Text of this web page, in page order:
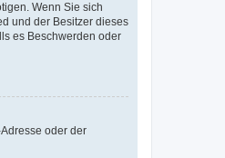
Wenn Sie sich
und der Besitzer dieses
es Beschwerden oder
oder der